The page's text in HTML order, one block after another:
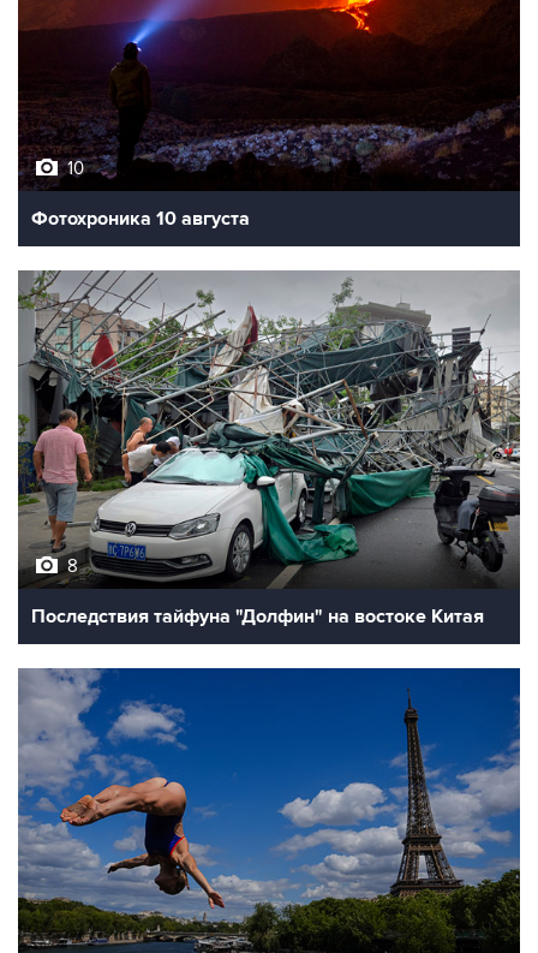
10
Фотохроника 10 августа
8
Последствия тайфуна "Долфин" на востоке Китая